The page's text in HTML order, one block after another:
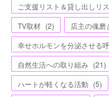
ご支援リスト＆貸し出しリ
TV取材 (2) 店主の魂磨
幸せホルモンを分泌させる
自然生活への取り組み (21)
ハートが軽くなる活動 (5)